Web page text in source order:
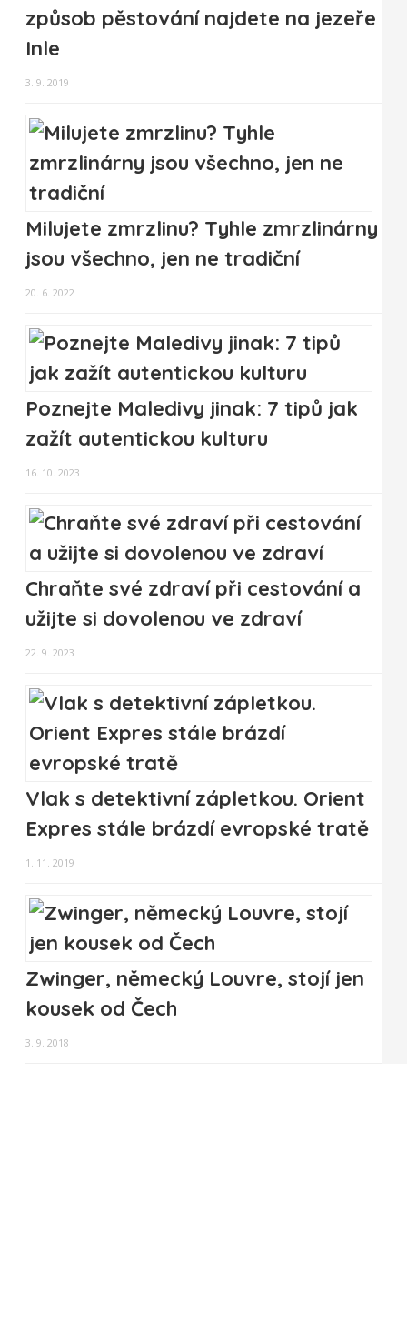
způsob pěstování najdete na jezeře
Inle
3. 9. 2019
Milujete zmrzlinu? Tyhle zmrzlinárny
jsou všechno, jen ne tradiční
20. 6. 2022
Poznejte Maledivy jinak: 7 tipů jak
zažít autentickou kulturu
16. 10. 2023
Chraňte své zdraví při cestování a
užijte si dovolenou ve zdraví
22. 9. 2023
Vlak s detektivní zápletkou. Orient
Expres stále brázdí evropské tratě
1. 11. 2019
Zwinger, německý Louvre, stojí jen
kousek od Čech
3. 9. 2018